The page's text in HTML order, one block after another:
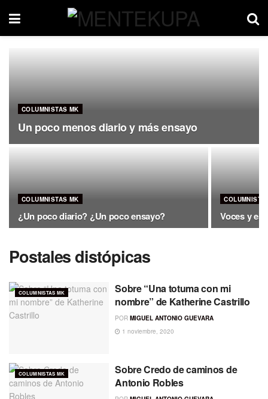
COLUMNISTAS MK
Un poco menos diario y más ensayo
COLUMNISTAS MK
¿Un poco diario? ¿Un poco ensayo? Voces y
Postales distópicas
COLUMNISTAS MK
Sobre “Una totuma con mi
nombre” de Katherine Castrillo
POR MIGUEL ANTONIO GUEVARA
1 noviembre, 2020
COLUMNISTAS MK
Sobre Credo de caminos de
Antonio Robles